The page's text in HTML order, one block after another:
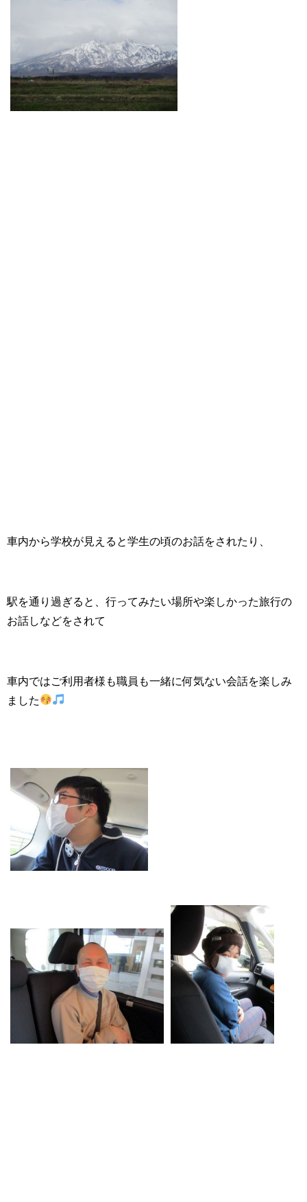
車内から学校が見えると学生の頃のお話をされたり、
駅を通り過ぎると、行ってみたい場所や楽しかった旅行の
お話しなどをされて
車内ではご利用者様も職員も一緒に何気ない会話を楽しみ
ました